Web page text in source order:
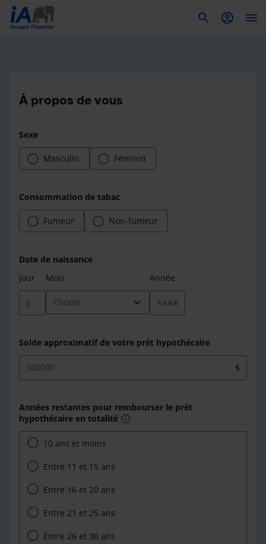
À propos de vous
Sexe
Masculin Féminin
Consommation de tabac
Fumeur Non-fumeur
Date de naissance
Jour
Mois
Choisir expand_more
Année
Solde approximatif de votre prêt hypothécaire
$
Années restantes pour rembourser le prêt
hypothécaire en totalité info
10 ans et moins
Entre 11 et 15 ans
Entre 16 et 20 ans
Entre 21 et 25 ans
Entre 26 et 30 ans